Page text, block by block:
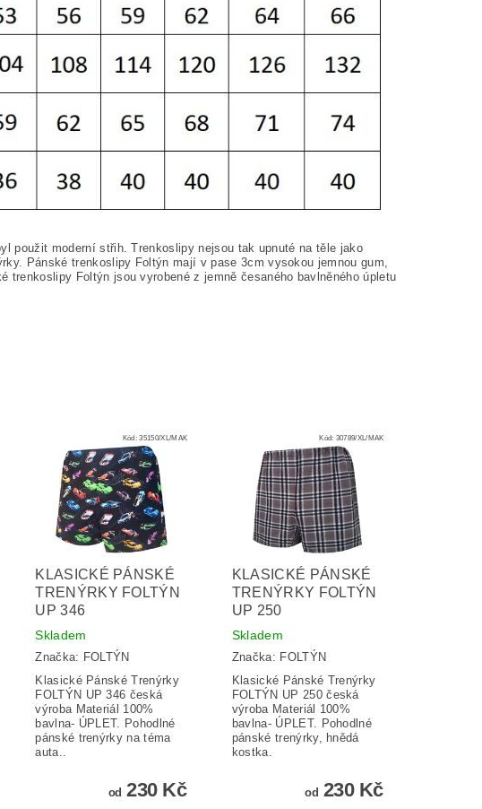
použit moderní střih. Trenkoslipy nejsou tak upnuté na těle jako
Pánské trenkoslipy Foltýn mají v pase 3cm vysokou jemnou gum,
Foltýn jsou vyrobené z jemně česaného bavlněného úpletu
Kód:35150/XL/MAK
KLASICKÉ PÁNSKÉ
TRENÝRKY FOLTÝN
UP 346
Skladem
Značka: FOLTÝN
Klasické Pánské Trenýrky
FOLTÝN UP 346 česká
výroba Materiál 100%
bavlna- ÚPLET. Pohodlné
pánské trenýrky na téma
auta..
od 230 Kč
Kód: 30789/XL/MAK
KLASICKÉ PÁNSKÉ
TRENÝRKY FOLTÝN
UP 250
Skladem
Značka: FOLTÝN
Klasické Pánské Trenýrky
FOLTÝN UP 250 česká
výroba Materiál 100%
bavlna- ÚPLET. Pohodlné
pánské trenýrky, hnědá
kostka.
od 230 Kč